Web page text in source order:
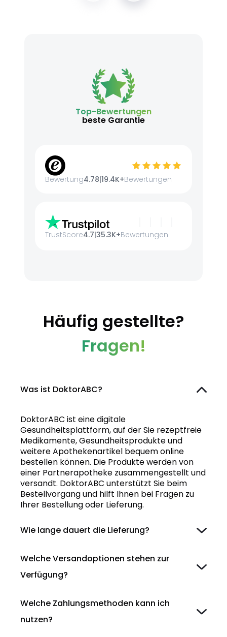
Top-Bewertungen
beste Garantie
Bewertung4.78|19.4K+Bewertungen
TrustScore4.7|35.3K+Bewertungen
Häufig gestellte?
Fragen!
Was ist DoktorABC?
DoktorABC ist eine digitale
Gesundheitsplattform, auf der Sie rezeptfreie
Medikamente, Gesundheitsprodukte und
weitere Apothekenartikel bequem online
bestellen können. Die Produkte werden von
einer Partnerapotheke zusammengestellt und
versandt. DoktorABC unterstützt Sie beim
Bestellvorgang und hilft Ihnen bei Fragen zu
Ihrer Bestellung oder Lieferung.
Wie lange dauert die Lieferung?
Welche Versandoptionen stehen zur
Verfügung?
Welche Zahlungsmethoden kann ich
nutzen?